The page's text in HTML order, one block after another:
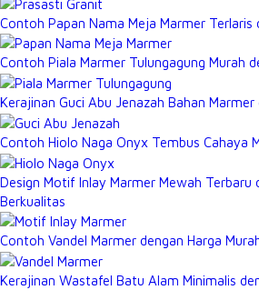
Contoh Papan Nama Meja Marmer Terlaris
Contoh Piala Marmer Tulungagung Murah
Kerajinan Guci Abu Jenazah Bahan
Contoh Hiolo Naga Onyx Tembus Cahaya
Design Motif Inlay Marmer Mewah Terbaru
Berkualitas
Contoh Vandel Marmer dengan Harga
Kerajinan Wastafel Batu Alam Minimalis